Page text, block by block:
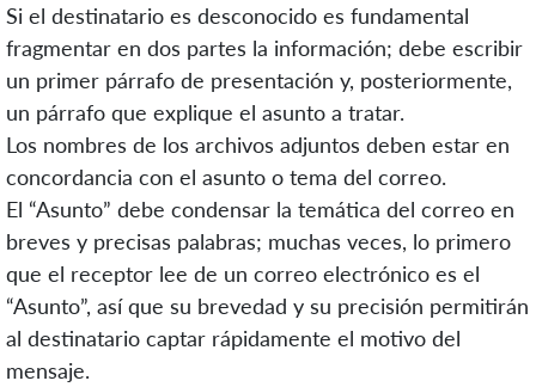
Si el destinatario es desconocido es fundamental
fragmentar en dos partes la información; debe escribir
un primer párrafo de presentación y, posteriormente,
un párrafo que explique el asunto a tratar.
Los nombres de los archivos adjuntos deben estar en
concordancia con el asunto o tema del correo.
El “Asunto” debe condensar la temática del correo en
breves y precisas palabras; muchas veces, lo primero
que el receptor lee de un correo electrónico es el
“Asunto”, así que su brevedad y su precisión permitirán
al destinatario captar rápidamente el motivo del
mensaje.